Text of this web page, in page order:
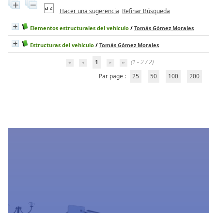
Hacer una sugerencia Refinar Búsqueda
Elementos estructurales del vehículo / Tomás Gómez Morales
Estructuras del vehículo / Tomás Gómez Morales
1
(1 - 2 / 2)
Par page :
25 50 100 200